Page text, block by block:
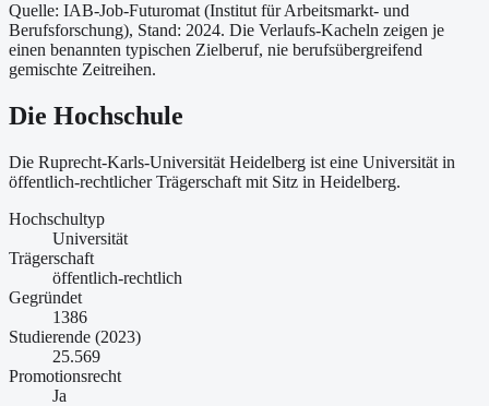
Quelle: IAB-Job-Futuromat (Institut für Arbeitsmarkt- und
Berufsforschung), Stand: 2024. Die Verlaufs-Kacheln zeigen je
einen benannten typischen Zielberuf, nie berufsübergreifend
gemischte Zeitreihen.
Die Hochschule
Die Ruprecht-Karls-Universität Heidelberg ist eine Universität in
öffentlich-rechtlicher Trägerschaft mit Sitz in Heidelberg.
Hochschultyp
Universität
Trägerschaft
öffentlich-rechtlich
Gegründet
1386
Studierende (2023)
25.569
Promotionsrecht
Ja